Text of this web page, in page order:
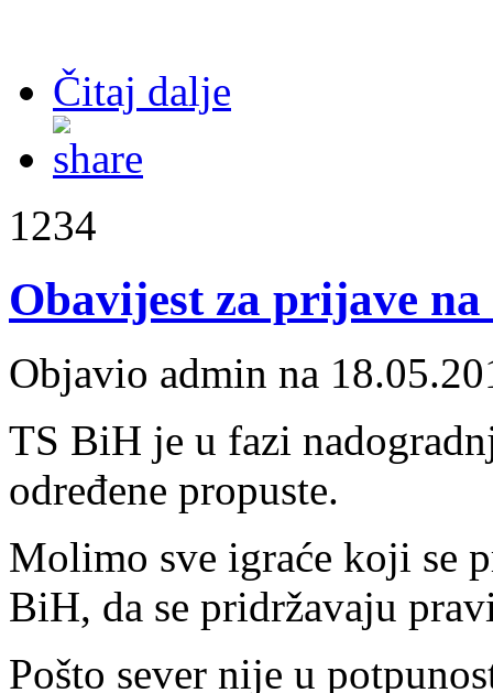
Čitaj dalje
1234
Obavijest za prijave
Objavio admin na
TS BiH je u fazi
određene propuste.
Molimo sve igraće koji se
BiH, da se pridržavaju
Pošto sever nije u